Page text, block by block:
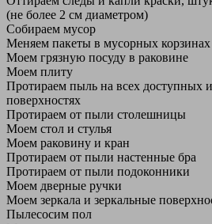
(не более 2 см диаметром)
Собираем мусор
Меняем пакеты в мусорных корзинах
Моем грязную посуду в раковине
Моем плиту
Протираем пыль на всех доступных
поверхностях
Протираем от пыли столешницы
Моем стол и стулья
Моем раковину и кран
Протираем от пыли настенные бра
Протираем от пыли подоконники
Моем дверные ручки
Моем зеркала и зеркальные
Пылесосим пол